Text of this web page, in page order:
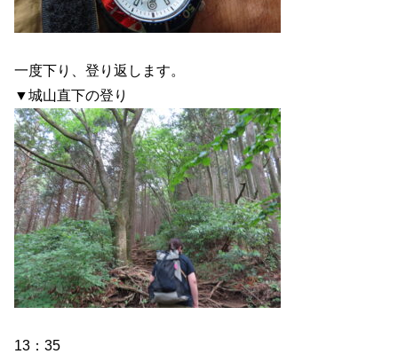
一度下り、登り返します。
▼城山直下の登り
13：35